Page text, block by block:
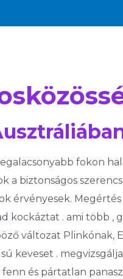
fokon
a biztonságos
érvényesek.
kockáztat . ami több ,
változat Plinkónak,
keveset .
és pártatlan